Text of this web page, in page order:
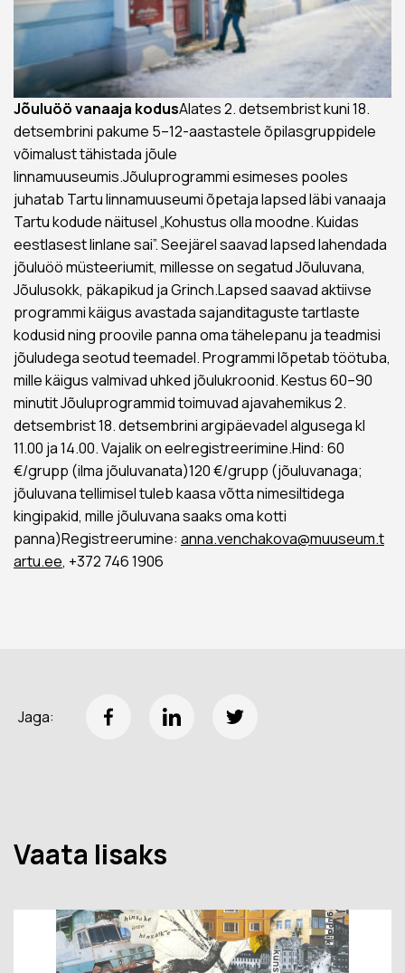
Jõuluöö vanaaja kodusAlates 2. detsembrist kuni 18.
detsembrini pakume 5–12-aastastele õpilasgruppidele
võimalust tähistada jõule
linnamuuseumis.Jõuluprogrammi esimeses pooles
juhatab Tartu linnamuuseumi õpetaja lapsed läbi vanaaja
Tartu kodude näitusel „Kohustus olla moodne. Kuidas
eestlasest linlane sai”. Seejärel saavad lapsed lahendada
jõuluöö müsteeriumit, millesse on segatud Jõuluvana,
Jõulusokk, päkapikud ja Grinch.Lapsed saavad aktiivse
programmi käigus avastada sajanditaguste tartlaste
kodusid ning proovile panna oma tähelepanu ja teadmisi
jõuludega seotud teemadel. Programmi lõpetab töötuba,
mille käigus valmivad uhked jõulukroonid. Kestus 60–90
minutit Jõuluprogrammid toimuvad ajavahemikus 2.
detsembrist 18. detsembrini argipäevadel algusega kl
11.00 ja 14.00. Vajalik on eelregistreerimine.Hind: 60
€/grupp (ilma jõuluvanata)120 €/grupp (jõuluvanaga;
jõuluvana tellimisel tuleb kaasa võtta nimesiltidega
kingipakid, mille jõuluvana saaks oma kotti
panna)Registreerumine: anna.venchakova@muuseum.t
artu.ee, +372 746 1906
Jaga:
Vaata lisaks